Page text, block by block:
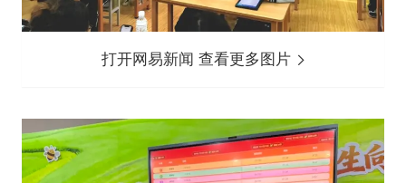
打开网易新闻 查看更多图片